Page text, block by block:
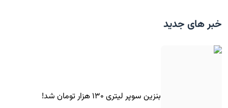
خبر های جدید
بنزین سوپر لیتری ۱۳۰ هزار تومان شد!